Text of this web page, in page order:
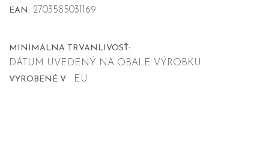
EAN: 2703585031169
MINIMÁLNA TRVANLIVOSŤ:
DÁTUM UVEDENÝ NA OBALE VÝROBKU
VYROBENÉ V: EU